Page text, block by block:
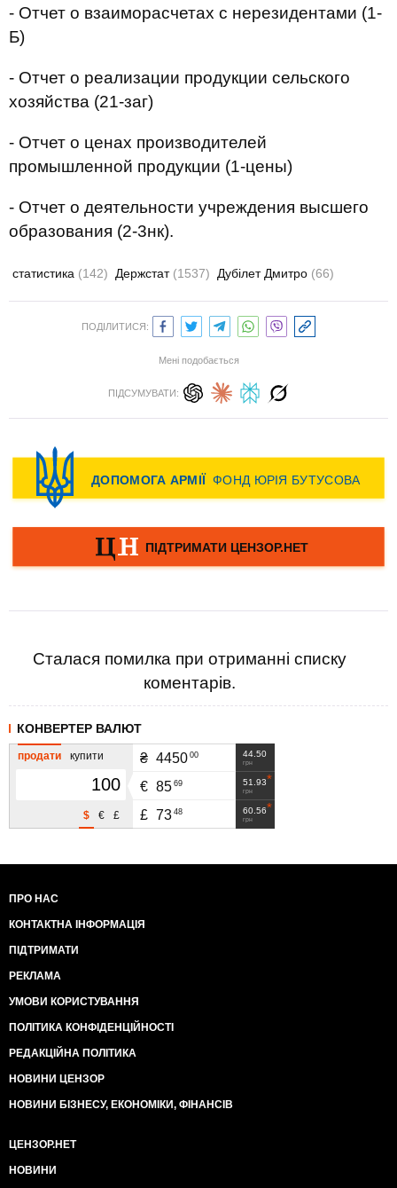
- Отчет о взаиморасчетах с нерезидентами (1-
Б)
- Отчет о реализации продукции сельского
хозяйства (21-заг)
- Отчет о ценах производителей
промышленной продукции (1-цены)
- Отчет о деятельности учреждения высшего
образования (2-3нк).
статистика (142) Держстат (1537) Дубілет Дмитро (66)
ПОДІЛИТИСЯ:
Мені подобається
ПІДСУМУВАТИ:
Сталася помилка при отриманні списку
коментарів.
КОНВЕРТЕР ВАЛЮТ
продати купити
£
€
$
44.50
грн
₴ 4450 00
51.93
грн
€ 85 69
60.56
грн
£ 73 48
ПРО НАС
КОНТАКТНА ІНФОРМАЦІЯ
ПІДТРИМАТИ
РЕКЛАМА
УМОВИ КОРИСТУВАННЯ
ПОЛІТИКА КОНФІДЕНЦІЙНОСТІ
РЕДАКЦІЙНА ПОЛІТИКА
НОВИНИ ЦЕНЗОР
НОВИНИ БІЗНЕСУ, ЕКОНОМІКИ, ФІНАНСІВ
ЦЕНЗОР.НЕТ
НОВИНИ